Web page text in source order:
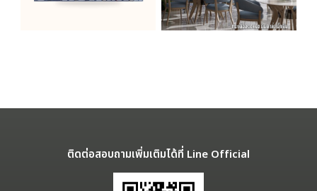
ติดต่อสอบถามเพิ่มเติมได้ที่ Line Official